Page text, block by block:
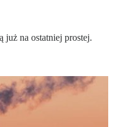
już na ostatniej prostej.